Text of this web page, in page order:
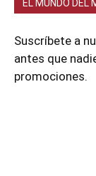
EL MUNDO DEL
Suscríbete a
antes que
promociones.